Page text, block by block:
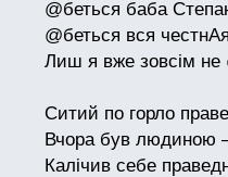
@беться баба
@беться вся
Лиш я вже зовсім не
Ситий по горло
Вчора був людиною —
Калічив себе